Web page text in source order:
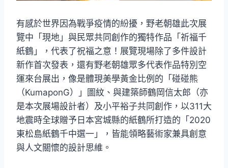
有感於世界因為戰爭疫情的紛擾，野老朝雄此次展
覽中「現地」與民眾共同創作的獨特作品「祈福千
紙鶴」，代表了祝福之意！展覽現場除了多件設計
新作首次發表，還有野老朝雄眾多代表作品特別空
運來台展出，像是體現美學黃金比例的「碰碰熊
（KumaponG）」圖紋、與建築師鶴岡信太郎（亦
是本次展場設計者）及小平裕子共同創作，以311大
地震時全球贈予日本宮城縣的紙鶴所打造的「2020
東松島紙鶴千中選一」，皆能領略藝術家兼具創意
與人文關懷的設計思維。